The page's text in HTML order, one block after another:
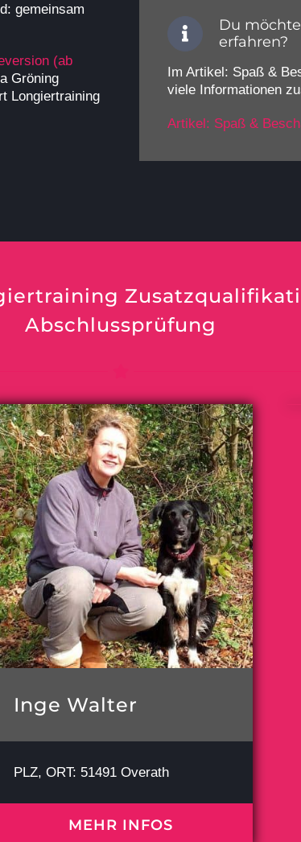
gemeinsam
(ab
Gröning
Longiertraining
Du
erfahren?
Im Artikel: Spaß &
viele Informationen
Artikel: Spaß &
Abschlussprüfung
Inge Walter
PLZ, ORT: 51491 Overath
MEHR INFOS